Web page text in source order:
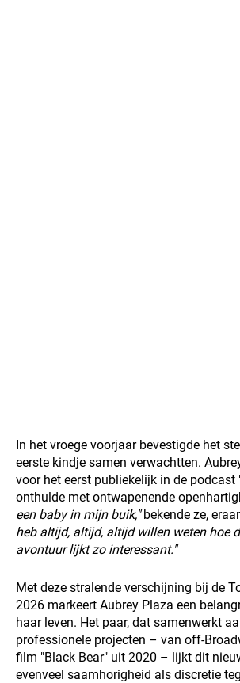
In het vroege voorjaar bevestigde het
eerste kindje samen verwachtten.
voor het eerst publiekelijk in de podcast
onthulde met ontwapenende
een baby in mijn buik,"bekende ze,
heb altijd, altijd, altijd willen weten hoe
avontuur lijkt zo interessant."
Met deze stralende verschijning bij de
2026 markeert Aubrey Plaza een
haar leven. Het paar, dat samenwerkt
professionele projecten – van off-
film "Black Bear" uit 2020 – lijkt dit
evenveel saamhorigheid als discretie